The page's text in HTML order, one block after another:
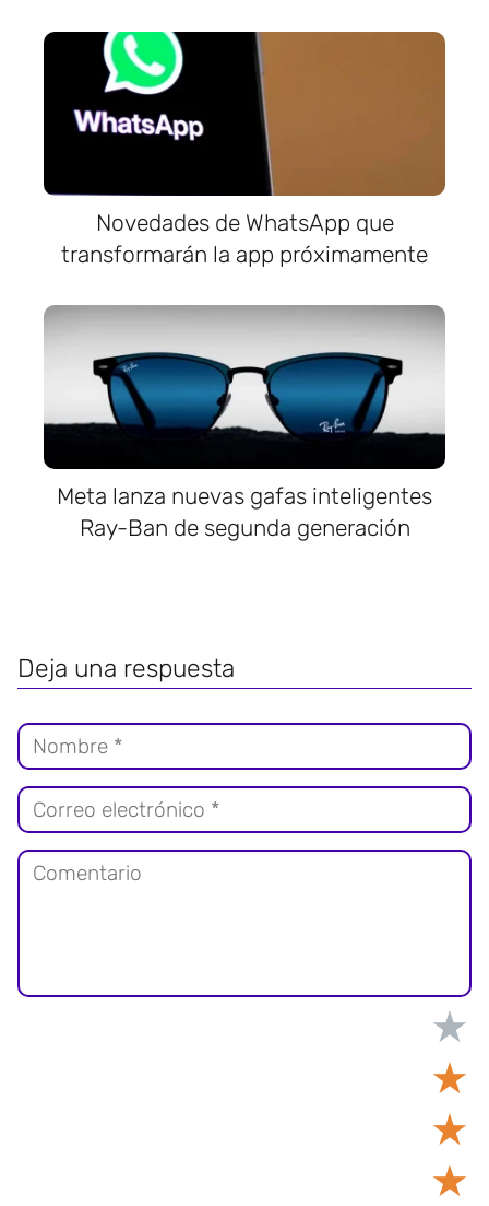
Novedades de WhatsApp que
transformarán la app próximamente
Meta lanza nuevas gafas inteligentes
Ray-Ban de segunda generación
Deja una respuesta
★
★
★
★